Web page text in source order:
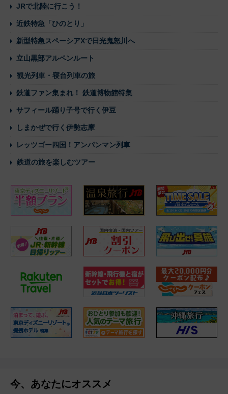
JRで北陸に行こう！
近鉄特急「ひのとり」
新型特急スペーシアXで日光鬼怒川へ
立山黒部アルペンルート
観光列車・寝台列車の旅
鉄道ファン集まれ！ 鉄道博物館特集
サフィール踊り子号で行く伊豆
しまかぜで行く伊勢志摩
レッツゴー四国！アンパンマン列車
鉄道の旅を楽しむツアー
今、あなたにオススメ